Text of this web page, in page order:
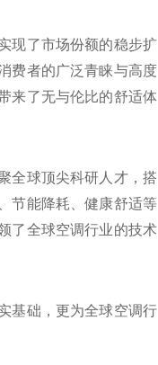
现了市场份额的稳步扩
费者的广泛青睐与高度
来了无与伦比的舒适体
全球顶尖科研人才，搭
节能降耗、健康舒适等
了全球空调行业的技术
基础，更为全球空调行